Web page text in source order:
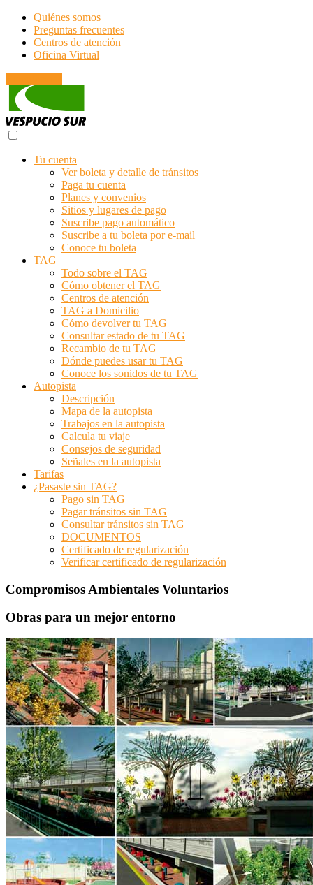
Quiénes somos
Preguntas frecuentes
Centros de atención
Oficina Virtual
Tu cuenta
Ver boleta y detalle de tránsitos
Paga tu cuenta
Planes y convenios
Sitios y lugares de pago
Suscribe pago automático
Suscribe a tu boleta por e-mail
Conoce tu boleta
TAG
Todo sobre el TAG
Cómo obtener el TAG
Centros de atención
TAG a Domicilio
Cómo devolver tu TAG
Consultar estado de tu TAG
Recambio de tu TAG
Dónde puedes usar tu TAG
Conoce los sonidos de tu TAG
Autopista
Descripción
Mapa de la autopista
Trabajos en la autopista
Calcula tu viaje
Consejos de seguridad
Señales en la autopista
Tarifas
¿Pasaste sin TAG?
Pago sin TAG
Pagar tránsitos sin TAG
Consultar tránsitos sin TAG
DOCUMENTOS
Certificado de regularización
Verificar certificado de regularización
Compromisos Ambientales Voluntarios
Obras para un mejor entorno